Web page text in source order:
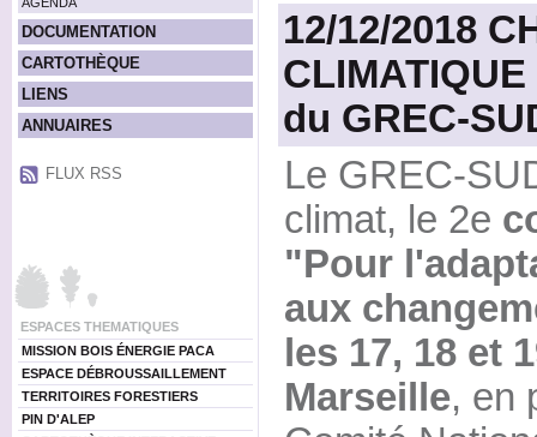
DOCUMENTATION
CARTOTHÈQUE
LIENS
ANNUAIRES
FLUX RSS
ESPACES THEMATIQUES
MISSION BOIS ÉNERGIE PACA
ESPACE DÉBROUSSAILLEMENT
TERRITOIRES FORESTIERS
PIN D'ALEP
12/12/2018
du GREC-
Le GREC-
climat, le 2e
"Pour
aux
les 17, 18 et
Marseille, en